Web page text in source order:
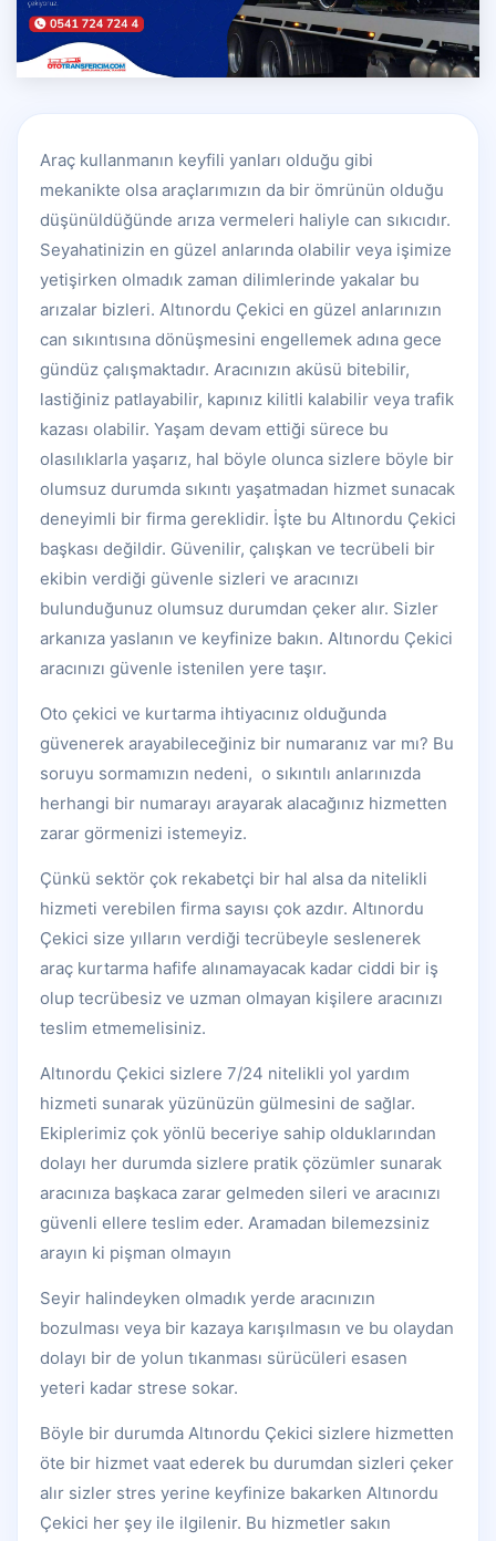
Araç kullanmanın keyfili yanları olduğu gibi
mekanikte olsa araçlarımızın da bir ömrünün olduğu
düşünüldüğünde arıza vermeleri haliyle can sıkıcıdır.
Seyahatinizin en güzel anlarında olabilir veya işimize
yetişirken olmadık zaman dilimlerinde yakalar bu
arızalar bizleri. Altınordu Çekici en güzel anlarınızın
can sıkıntısına dönüşmesini engellemek adına gece
gündüz çalışmaktadır. Aracınızın aküsü bitebilir,
lastiğiniz patlayabilir, kapınız kilitli kalabilir veya trafik
kazası olabilir. Yaşam devam ettiği sürece bu
olasılıklarla yaşarız, hal böyle olunca sizlere böyle bir
olumsuz durumda sıkıntı yaşatmadan hizmet sunacak
deneyimli bir firma gereklidir. İşte bu Altınordu Çekici
başkası değildir. Güvenilir, çalışkan ve tecrübeli bir
ekibin verdiği güvenle sizleri ve aracınızı
bulunduğunuz olumsuz durumdan çeker alır. Sizler
arkanıza yaslanın ve keyfinize bakın. Altınordu Çekici
aracınızı güvenle istenilen yere taşır.
Oto çekici ve kurtarma ihtiyacınız olduğunda
güvenerek arayabileceğiniz bir numaranız var mı? Bu
soruyu sormamızın nedeni, o sıkıntılı anlarınızda
herhangi bir numarayı arayarak alacağınız hizmetten
zarar görmenizi istemeyiz.
Çünkü sektör çok rekabetçi bir hal alsa da nitelikli
hizmeti verebilen firma sayısı çok azdır. Altınordu
Çekici size yılların verdiği tecrübeyle seslenerek
araç kurtarma hafife alınamayacak kadar ciddi bir iş
olup tecrübesiz ve uzman olmayan kişilere aracınızı
teslim etmemelisiniz.
Altınordu Çekici sizlere 7/24 nitelikli yol yardım
hizmeti sunarak yüzünüzün gülmesini de sağlar.
Ekiplerimiz çok yönlü beceriye sahip olduklarından
dolayı her durumda sizlere pratik çözümler sunarak
aracınıza başkaca zarar gelmeden sileri ve aracınızı
güvenli ellere teslim eder. Aramadan bilemezsiniz
arayın ki pişman olmayın
Seyir halindeyken olmadık yerde aracınızın
bozulması veya bir kazaya karışılmasın ve bu olaydan
dolayı bir de yolun tıkanması sürücüleri esasen
yeteri kadar strese sokar.
Böyle bir durumda Altınordu Çekici sizlere hizmetten
öte bir hizmet vaat ederek bu durumdan sizleri çeker
alır sizler stres yerine keyfinize bakarken Altınordu
Çekici her şey ile ilgilenir. Bu hizmetler sakın